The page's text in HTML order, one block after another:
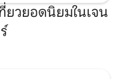
วยอดนิยมในเจน